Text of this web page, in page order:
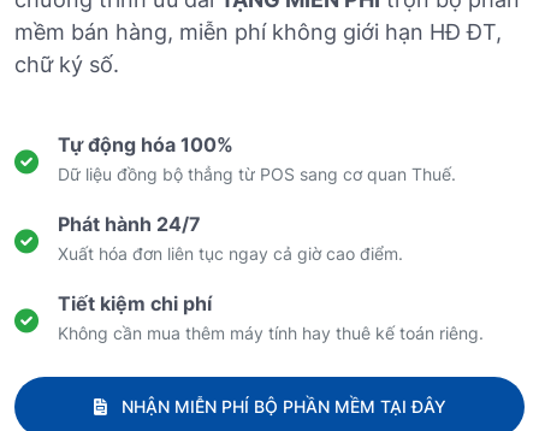
mềm bán hàng, miễn phí không giới hạn HĐ ĐT,
chữ ký số.
Tự động hóa 100%
Dữ liệu đồng bộ thẳng từ POS sang cơ quan Thuế.
Phát hành 24/7
Xuất hóa đơn liên tục ngay cả giờ cao điểm.
Tiết kiệm chi phí
Không cần mua thêm máy tính hay thuê kế toán riêng.
NHẬN MIỄN PHÍ BỘ PHẦN MỀM TẠI ĐÂY